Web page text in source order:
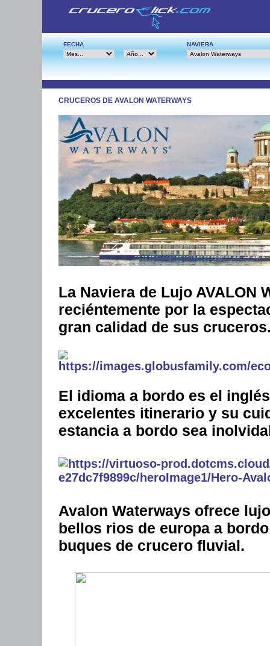
FECHA NAVIERA
CRUCEROS DE AVALON WATERWAYS
La Naviera de Lujo AVALON
reciéntemente por la
gran calidad de sus
El idioma a bordo es el
excelentes itinerario y su
estancia a bordo sea
Avalon Waterways ofrece
bellos rios de europa a
buques de crucero fluvial.